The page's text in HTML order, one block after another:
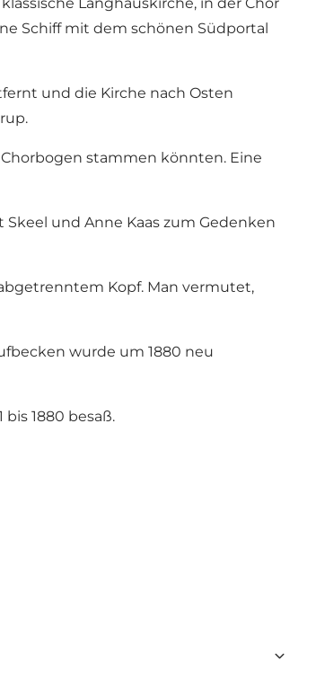
Schiff mit dem schönen Südportal
und die Kirche nach Osten
stammen könnten. Eine
und Anne Kaas zum Gedenken
Kopf. Man vermutet,
wurde um 1880 neu
1880 besaß.